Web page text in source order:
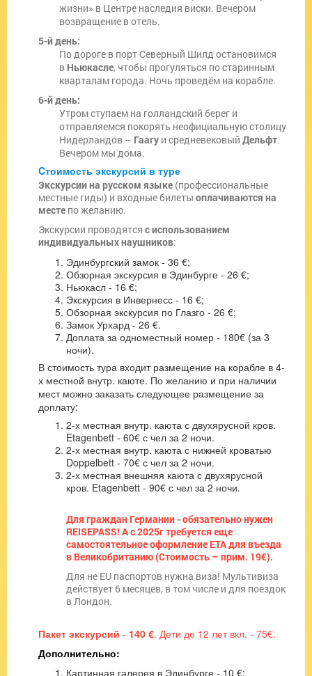
жизни» в Центре наследия виски. Вечером
возвращение в отель.
5-й день:
По дороге в порт Северный Шилд остановимся
в Ньюкасле, чтобы прогуляться по старинным
кварталам города. Ночь проведём на корабле.
6-й день:
Утром ступаем на голландский берег и
отправляемся покорять неофициальную столицу
Нидерландов – Гаагу и средневековый Дельфт.
Вечером мы дома.
Cтоимость экскурсий в туре
Экскурсии на русском языке (профессиональные
местные гиды) и входные билеты оплачиваются на
месте по желанию.
Экскурсии проводятся с использованием
индивидуальных наушников:
Эдинбургский замок - 36 €;
Обзорная экскурсия в Эдинбурге - 26 €;
Ньюкасл - 16 €;
Экскурсия в Инвернесс - 16 €;
Обзорная экскурсия по Глазго - 26 €;
Замок Урхард - 26 €.
Доплата за одноместный номер - 180€ (за 3
ночи).
В стоимость тура входит размещение на корабле в 4-
х местной внутр. каюте. По желанию и при наличии
мест можно заказать следующее размещение за
доплату:
2-х местная внутр. каюта с двухярусной кров.
Etagenbett - 60€ с чел за 2 ночи.
2-х местная внутр. каюта с нижней кроватью
Doppelbett - 70€ с чел за 2 ночи.
2-х местная внешняя каюта с двухярусной
кров. Etagenbett - 90€ с чел за 2 ночи.
Для граждан Германии - обязательно нужен
REISEPASS! А с 2025г требуется еще
самостоятельное оформление ETA для въезда
в Великобританию (Стоимость – прим. 19€).
Для не EU паспортов нужна виза! Мультивиза
действует 6 месяцев, в том числе и для поездок
в Лондон.
Пакет экскурсий - 140 €. Дети до 12 лет вкл. - 75€.
Дополнительно:
Картинная галерея в Эдинбурге - 10 €;